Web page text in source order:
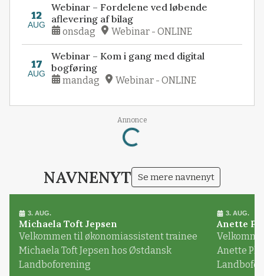
12
AUG
Webinar – Fordelene ved løbende
aflevering af bilag
onsdag Webinar - ONLINE
17
AUG
Webinar – Kom i gang med digital
bogføring
mandag Webinar - ONLINE
Annonce
Loading...
NAVNENYT Se mere navnenyt
3. AUG.
Michaela Toft Jepsen
Velkommen til økonomiassistent trainee
Michaela Toft Jepsen hos Østdansk
Landboforening
3. AUG.
Anette
Anette